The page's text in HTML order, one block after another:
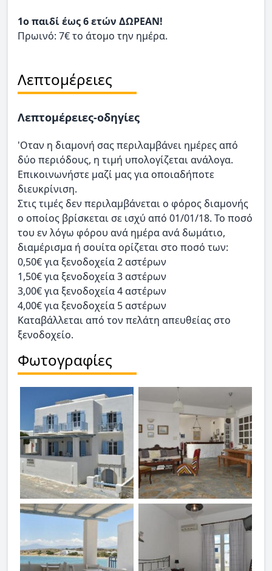
1ο παιδί έως 6 ετών ΔΩΡΕΑΝ!
Πρωινό: 7€ το άτομο την ημέρα.
Λεπτομέρειες
Λεπτομέρειες-οδηγίες
'Οταν η διαμονή σας περιλαμβάνει ημέρες από
δύο περιόδους, η τιμή υπολογίζεται ανάλογα.
Επικοινωνήστε μαζί μας για οποιαδήποτε
διευκρίνιση.
Στις τιμές δεν περιλαμβάνεται ο φόρος διαμονής
ο οποίος βρίσκεται σε ισχύ από 01/01/18. Το ποσό
του εν λόγω φόρου ανά ημέρα ανά δωμάτιο,
διαμέρισμα ή σουίτα ορίζεται στο ποσό των:
0,50€ για ξενοδοχεία 2 αστέρων
1,50€ για ξενοδοχεία 3 αστέρων
3,00€ για ξενοδοχεία 4 αστέρων
4,00€ για ξενοδοχεία 5 αστέρων
Καταβάλλεται από τον πελάτη απευθείας στο
ξενοδοχείο.
Φωτογραφίες